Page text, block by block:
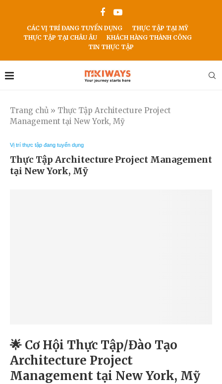
CÁC VỊ TRÍ ĐANG TUYỂN DỤNG
THỰC TẬP TẠI MỸ
THỰC TẬP TẠI CHÂU ÂU
KHÁCH HÀNG THÀNH CÔNG
TIN THỰC TẬP
Trang chủ » Thực Tập Architecture Project
Management tại New York, Mỹ
Vị trí thực tập đang tuyển dụng
Thực Tập Architecture Project Management
tại New York, Mỹ
🌟 Cơ Hội Thực Tập/Đào Tạo
Architecture Project
Management tại New York, Mỹ